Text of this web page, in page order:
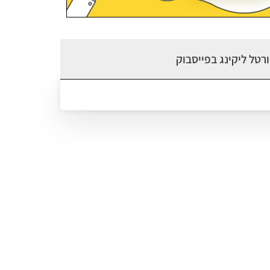
ליקינג בפייסבוק